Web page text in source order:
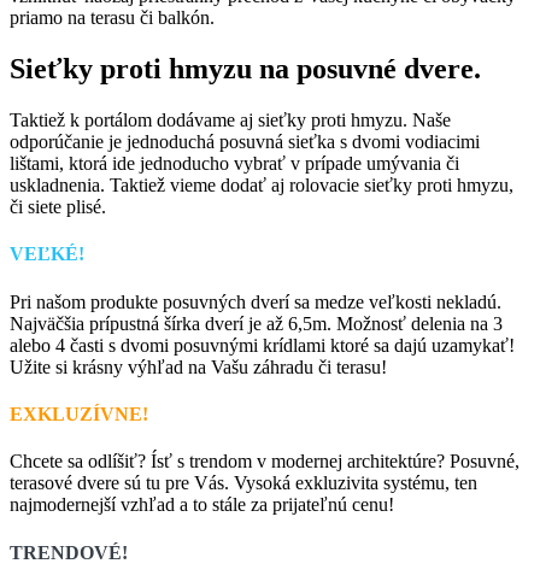
priamo na terasu či balkón.
Sieťky proti hmyzu na posuvné dvere.
Taktiež k portálom dodávame aj sieťky proti hmyzu. Naše
odporúčanie je jednoduchá posuvná sieťka s dvomi vodiacimi
lištami, ktorá ide jednoducho vybrať v prípade umývania či
uskladnenia. Taktiež vieme dodať aj rolovacie sieťky proti hmyzu,
či siete plisé.
VEĽKÉ!
Pri našom produkte posuvných dverí sa medze veľkosti nekladú.
Najväčšia prípustná šírka dverí je až 6,5m. Možnosť delenia na 3
alebo 4 časti s dvomi posuvnými krídlami ktoré sa dajú uzamykať!
Užite si krásny výhľad na Vašu záhradu či terasu!
EXKLUZÍVNE!
Chcete sa odlíšiť? Ísť s trendom v modernej architektúre? Posuvné,
terasové dvere sú tu pre Vás. Vysoká exkluzivita systému, ten
najmodernejší vzhľad a to stále za prijateľnú cenu!
TRENDOVÉ!